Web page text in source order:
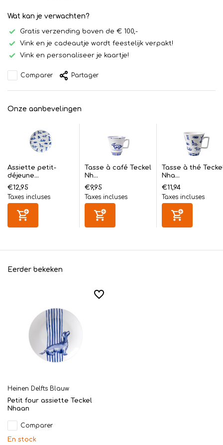
Wat kan je verwachten?
Gratis verzending boven de € 100,-
Vink en je cadeautje wordt feestelijk verpakt!
Vink en personaliseer je kaartje!
Comparer Partager
Onze aanbevelingen
Assiette petit-
déjeune...
€12,95
Taxes incluses
Tasse à café Teckel
Nh...
€9,95
Taxes incluses
Tasse à thé
Nha...
€11,94
Taxes incluses
Eerder bekeken
Heinen Delfts Blauw
Petit four assiette Teckel
Nhaan
Comparer
En stock